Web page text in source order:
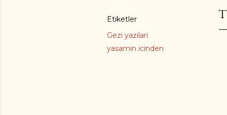
Etiketler
Gezi yazilari
yasamin icinden